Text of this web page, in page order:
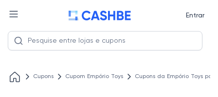
Entrar
Cupons Cupom Empório Toys Cupons da Empório Toys